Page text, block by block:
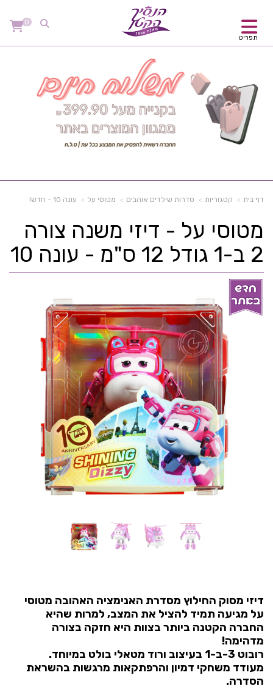
תפריט
0
דף בית קטגוריות סדרות שילדים אוהבים מטוסי על עונה 10 - חדש!
מטוסי על - דיזי משנה צורה
2 ב-1 גודל 12 ס"מ - עונה 10
דיזי מסוק החילוץ מסדרת האנימציה האהובה מטוסי
על מגיעה תמיד להציל את המצב, למרות שהיא
החברה הקטנה ביותר בצוות היא חזקה בצורה
מדהימה!
רובוט 3-ב-1 בעיצוב ורוד מטאלי בולט במיוחד.
מעודד משחקי דמיון והרפתקאות מרגשות בהשראת
הסדרה.